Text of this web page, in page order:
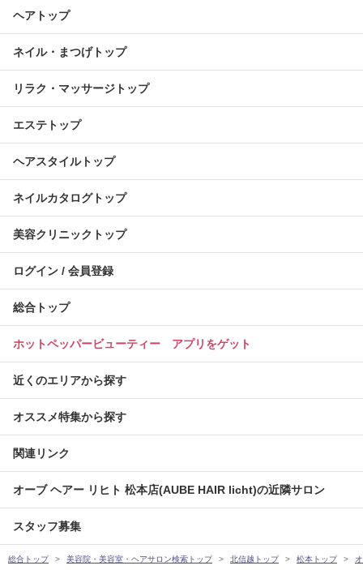
ヘアトップ
ネイル・まつげトップ
リラク・マッサージトップ
エステトップ
ヘアスタイルトップ
ネイルカタログトップ
美容クリニックトップ
ログイン / 会員登録
総合トップ
ホットペッパービューティー アプリをゲット
近くのエリアから探す
オススメ特集から探す
関連リンク
オーブ ヘアー リヒト 松本店(AUBE HAIR licht)の近隣サロン
スタッフ募集
総合トップ 美容院・美容室・ヘアサロン検索トップ 北信越トップ 松本トップ